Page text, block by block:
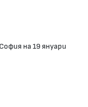
на 19 януари